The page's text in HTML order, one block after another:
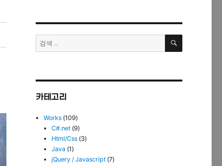
검
색:
검
카테고리
Works (109)
C#.net (9)
Html/Css (3)
Java (1)
jQuery / Javascript (7)